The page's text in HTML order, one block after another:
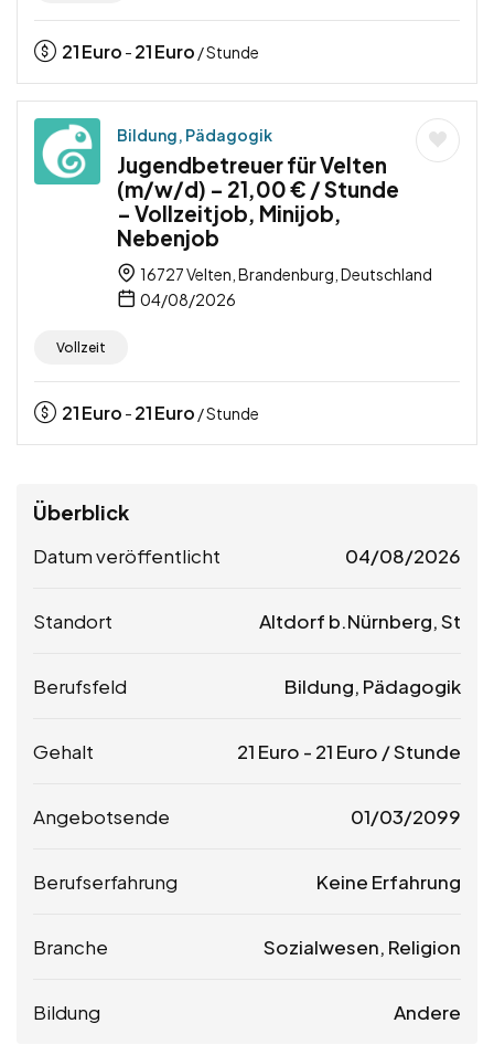
21Euro - 21Euro / Stunde
Bildung, Pädagogik
Jugendbetreuer für Velten
(m/w/d) – 21,00 € / Stunde
– Vollzeitjob, Minijob,
Nebenjob
16727 Velten, Brandenburg, Deutschland
04/08/2026
Vollzeit
21Euro - 21Euro / Stunde
Überblick
Datum veröffentlicht 04/08/2026
Standort Altdorf b.Nürnberg, St
Berufsfeld Bildung, Pädagogik
Gehalt 21 Euro - 21 Euro / Stunde
Angebotsende 01/03/2099
Berufserfahrung Keine Erfahrung
Branche Sozialwesen, Religion
Bildung Andere